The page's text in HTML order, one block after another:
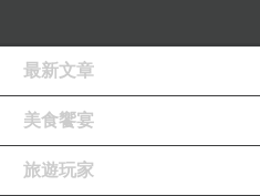
最新文章
美食饗宴
旅遊玩家